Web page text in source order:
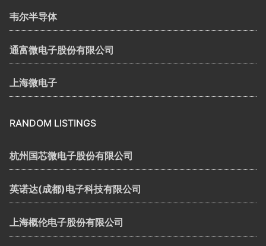
韦尔半导体
通富微电子股份有限公司
上海微电子
RANDOM LISTINGS
杭州国芯微电子股份有限公司
英诺达(成都)电子科技有限公司
上海概伦电子股份有限公司